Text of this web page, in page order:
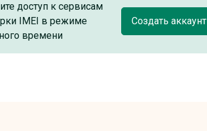
доступ к сервисам
IMEI в режиме
времени
Создать аккаунт